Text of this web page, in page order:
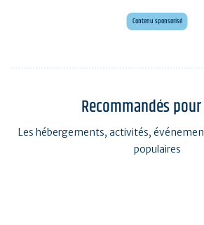
Contenu sponsorisé
Maxi mini golf 26 trous à deux pas
Recommandés
Les hébergements, activités,
populaires